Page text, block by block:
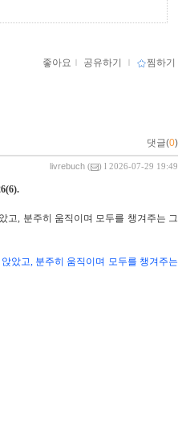
좋아요 ｌ 공유하기 ｌ 찜하기
댓글(0)
livrebuch ( ) l 2026-07-29 19:49
고, 분주히 움직이며 모두를 챙겨주는 그
았고, 분주히 움직이며 모두를 챙겨주는